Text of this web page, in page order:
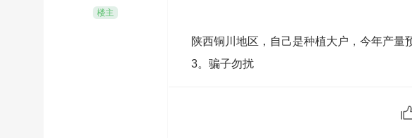
楼主
陕西铜川地区，自己是种植大户，今年产
3。骗子勿扰